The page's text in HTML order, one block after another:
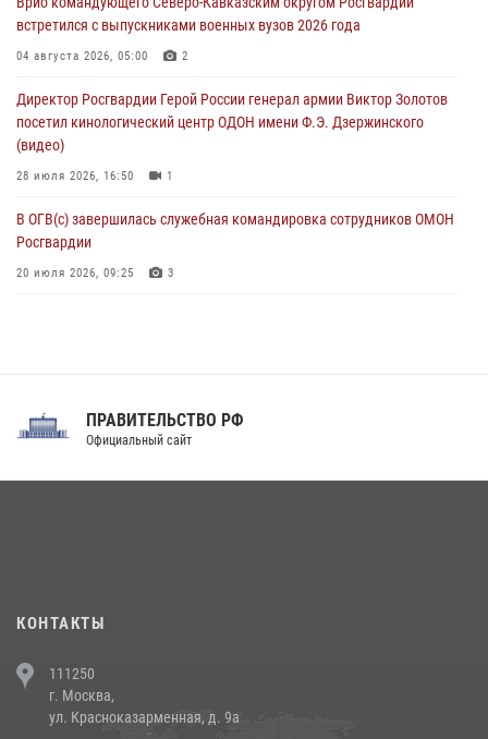
Кузнецова
07 августа 2026, 12:00
Смольного собора в Санкт-Петербурге (видео)
3 1
встретился с выпускниками военных вузов 2026 года
04 августа 2026, 05:00 2
Директор Росгвардии Герой России генерал армии Виктор Золотов
посетил кинологический центр ОДОН имени Ф.Э. Дзержинского
(видео)
28 июля 2026, 16:50 1
В ОГВ(с) завершилась служебная командировка сотрудников ОМОН
Росгвардии
20 июля 2026, 09:25 3
Праздник «Один день с Росгвардией» к 105-летию Центрального
напавших на бригаду скорой помощи (видео)
14 июля 2026, 12:20
ПРАВИТЕЛЬСТВО РФ
Официальный сайт
КОНТАКТЫ
111250
г. Москва,
ул. Красноказарменная, д. 9а